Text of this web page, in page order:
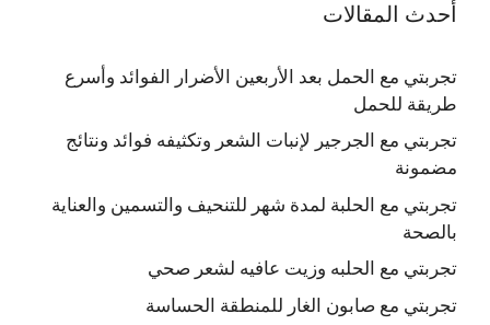
أحدث المقالات
تجربتي مع الحمل بعد الأربعين الأضرار الفوائد وأسرع
طريقة للحمل
تجربتي مع الجرجير لإنبات الشعر وتكثيفه فوائد ونتائج
مضمونة
تجربتي مع الحلبة لمدة شهر للتنحيف والتسمين والعناية
بالصحة
تجربتي مع الحلبه وزيت عافيه لشعر صحي
تجربتي مع صابون الغار للمنطقة الحساسة